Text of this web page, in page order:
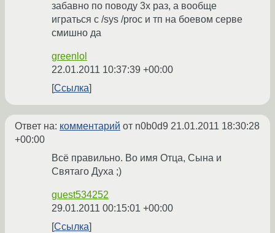
забавно по поводу 3х раз, а вообще
играться с /sys /proc и тп на боевом серве
смишно да
greenlol
22.01.2011 10:37:39 +00:00
Ссылка
Ответ на: комментарий от n0b0d9 21.01.2011 18:30:28
+00:00
Всё правильно. Во имя Отца, Сына и
Святаго Духа ;)
guest534252
29.01.2011 00:15:01 +00:00
Ссылка